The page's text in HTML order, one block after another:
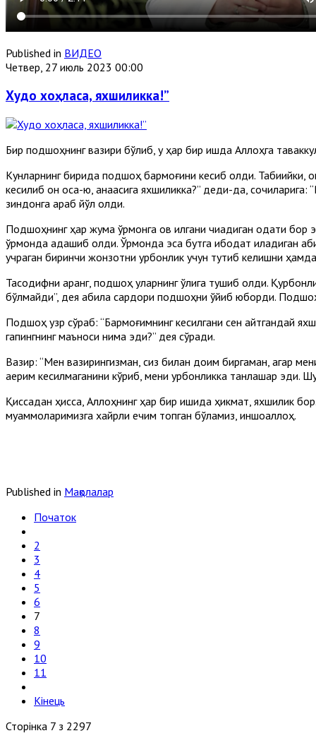
Published in ВИДЕО
Четвер, 27 июль 2023 00:00
Худо хоҳласа, яхшиликка!”
Бир подшоҳнинг вазири бўлиб, у ҳар бир ишда Аллоҳга
Кунларнинг бирида подшоҳ бармоғини кесиб олди. Табиийки,
кесилиб қон оқса-ю, қанақасига яхшиликка?” деди-да,
зиндонга қараб йўл олди.
Подшоҳнинг ҳар жума ўрмонга ов қилгани чиқадиган одати
ўрмонда адашиб қолди. Ўрмонда эса бутга ибодат қиладиган
учраган биринчи жонзотни қурбонлик учун тутиб келишни
Тасодифни қаранг, подшоҳ уларнинг қўлига тушиб қолди.
бўлмайди”, дея қабила сардори подшоҳни қўйиб юборди.
Подшоҳ узр сўраб: “Бармоғимнинг кесилгани сен айтгандай
гапингнинг маъноси нима эди?” дея сўради.
Вазир: “Мен вазирингизман, сиз билан доим биргаман, агар
қаерим кесилмаганини кўриб, мени қурбонликка танлашар
Қиссадан ҳисса, Аллоҳнинг ҳар бир ишида ҳикмат, яхшилик
муаммоларимизга хайрли ечим топган бўламиз, иншоаллоҳ.
Published in Мақолалар
Початок
2
3
4
5
6
7
8
9
10
11
Кінець
Сторінка 7 з 2297